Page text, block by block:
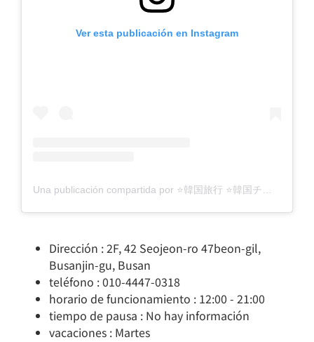
Ver esta publicación en Instagram
Dirección : 2F, 42 Seojeon-ro 47beon-gil,
Busanjin-gu, Busan
teléfono : 010-4447-0318
horario de funcionamiento : 12:00 - 21:00
tiempo de pausa : No hay información
vacaciones : Martes